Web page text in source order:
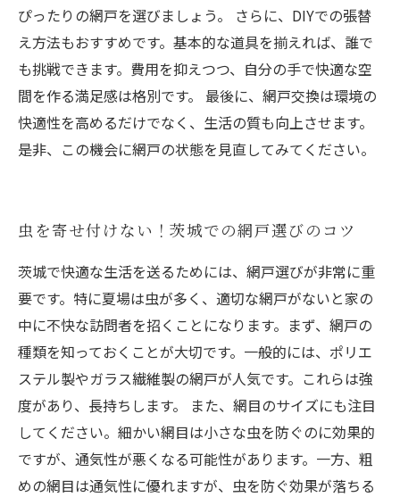
ぴったりの網戸を選びましょう。 さらに、DIYでの張替
え方法もおすすめです。基本的な道具を揃えれば、誰で
も挑戦できます。費用を抑えつつ、自分の手で快適な空
間を作る満足感は格別です。 最後に、網戸交換は環境の
快適性を高めるだけでなく、生活の質も向上させます。
是非、この機会に網戸の状態を見直してみてください。
虫を寄せ付けない！茨城での網戸選びのコツ
茨城で快適な生活を送るためには、網戸選びが非常に重
要です。特に夏場は虫が多く、適切な網戸がないと家の
中に不快な訪問者を招くことになります。まず、網戸の
種類を知っておくことが大切です。一般的には、ポリエ
ステル製やガラス繊維製の網戸が人気です。これらは強
度があり、長持ちします。 また、網目のサイズにも注目
してください。細かい網目は小さな虫を防ぐのに効果的
ですが、通気性が悪くなる可能性があります。一方、粗
めの網目は通気性に優れますが、虫を防ぐ効果が落ちる